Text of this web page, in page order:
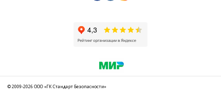
© 2009-2026 ООО «ГК Стандарт Безопасности»